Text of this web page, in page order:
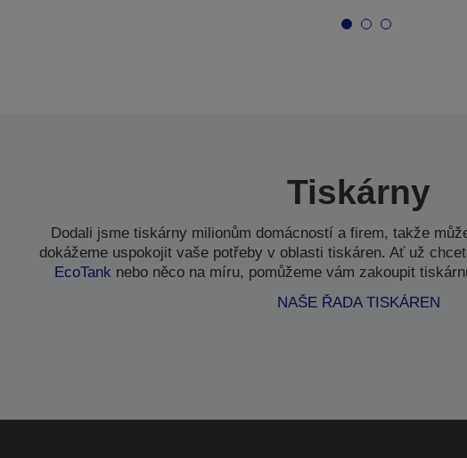
Tiskárny
Dodali jsme tiskárny milionům domácností a firem, takže
dokážeme uspokojit vaše potřeby v oblasti tiskáren. Ať už
EcoTank nebo něco na míru, pomůžeme vám zakoupit
NAŠE ŘADA TISKÁREN